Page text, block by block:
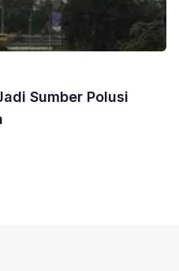
Sumber Polusi